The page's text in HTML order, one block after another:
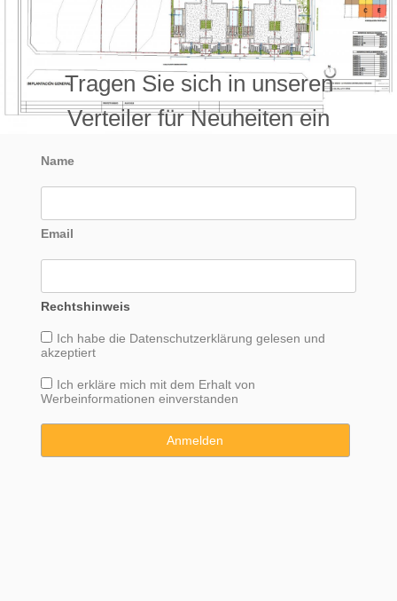
Tragen Sie sich in unseren
Verteiler für Neuheiten ein
Name
Email
Rechtshinweis
Ich habe die Datenschutzerklärung gelesen und
akzeptiert
Ich erkläre mich mit dem Erhalt von
Werbeinformationen einverstanden